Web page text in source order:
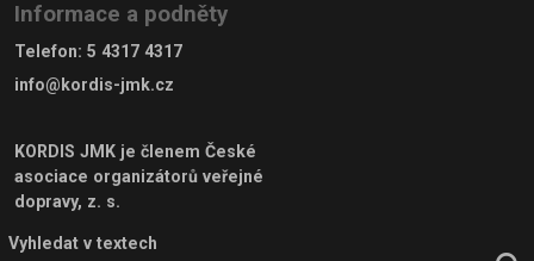
Informace a podněty
Telefon: 5 4317 4317
info@kordis-jmk.cz
KORDIS JMK je členem České
asociace organizátorů veřejné
dopravy, z. s.
Vyhledat v textech